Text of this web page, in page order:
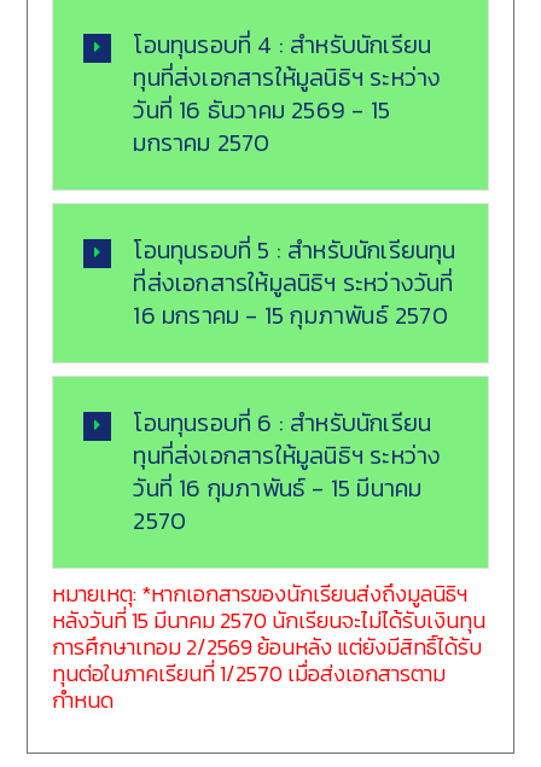
โอนทุนรอบที่ 4 : สำหรับนักเรียน
ทุนที่ส่งเอกสารให้มูลนิธิฯ ระหว่าง
วันที่ 16 ธันวาคม 2569 - 15
มกราคม 2570
โอนทุนรอบที่ 5 : สำหรับนักเรียนทุน
ที่ส่งเอกสารให้มูลนิธิฯ ระหว่างวันที่
16 มกราคม - 15 กุมภาพันธ์ 2570
โอนทุนรอบที่ 6 : สำหรับนักเรียน
ทุนที่ส่งเอกสารให้มูลนิธิฯ ระหว่าง
วันที่ 16 กุมภาพันธ์ - 15 มีนาคม
2570
หมายเหตุ: *หากเอกสารของนักเรียนส่งถึงมูลนิธิฯ
หลังวันที่ 15 มีนาคม 2570 นักเรียนจะไม่ได้รับเงินทุน
การศึกษาเทอม 2/2569 ย้อนหลัง แต่ยังมีสิทธิ์ได้รับ
ทุนต่อในภาคเรียนที่ 1/2570 เมื่อส่งเอกสารตาม
กำหนด